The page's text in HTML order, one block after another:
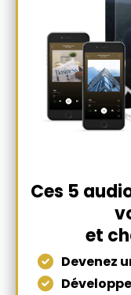
Ces 5
et
Devenez